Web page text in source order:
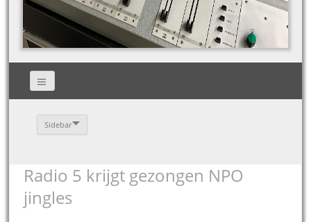
Sidebar
Radio 5 krijgt gezongen NPO
jingles